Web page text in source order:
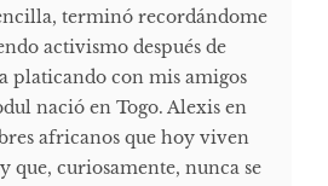
terminó recordándome
activismo después de
platicando con mis amigos
nació en Togo. Alexis en
africanos que hoy viven
que, curiosamente, nunca se